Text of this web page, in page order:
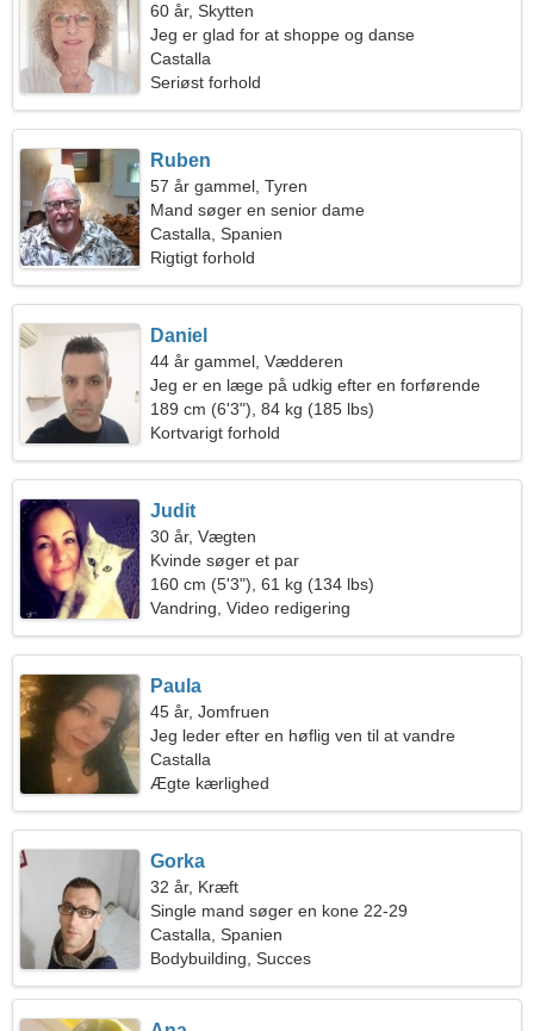
60 år, Skytten
Jeg er glad for at shoppe og danse
Castalla
Seriøst forhold
Ruben
57 år gammel, Tyren
Mand søger en senior dame
Castalla, Spanien
Rigtigt forhold
Daniel
44 år gammel, Vædderen
Jeg er en læge på udkig efter en forførende
kvinde
189 cm (6'3"), 84 kg (185 lbs)
Kortvarigt forhold
Judit
30 år, Vægten
Kvinde søger et par
160 cm (5'3"), 61 kg (134 lbs)
Vandring, Video redigering
Paula
45 år, Jomfruen
Jeg leder efter en høflig ven til at vandre
sammen
Castalla
Ægte kærlighed
Gorka
32 år, Kræft
Single mand søger en kone 22-29
Castalla, Spanien
Bodybuilding, Succes